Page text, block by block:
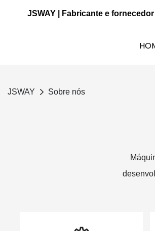
JSWAY | Fabricante e
JSWAY Sobre nós